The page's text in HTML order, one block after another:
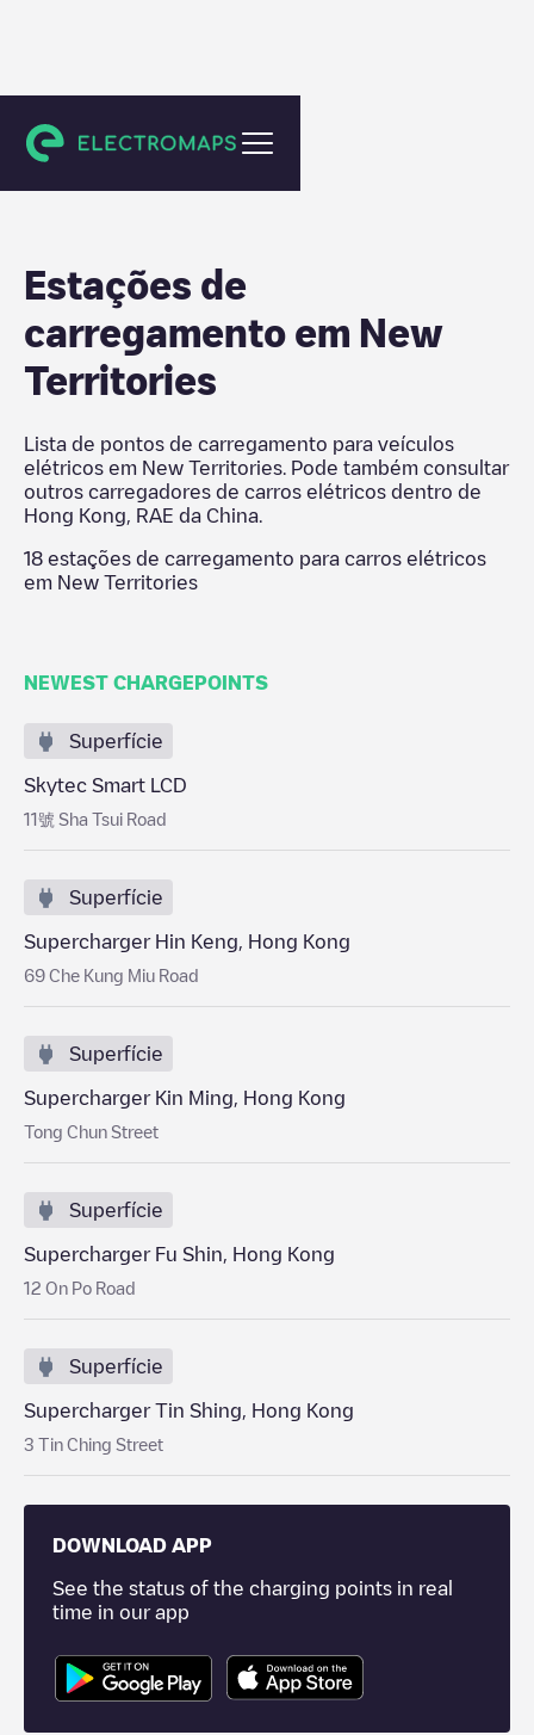
Hong Kong, RAE da China
Estações de
carregamento em New
Territories
Lista de pontos de carregamento para veículos
elétricos em New Territories . Pode também consultar
outros carregadores de carros elétricos dentro de
Hong Kong, RAE da China
18 estações de carregamento para carros elétricos
em New Territories
NEWEST CHARGEPOINTS
Superfície
Skytec Smart LCD
11號 Sha Tsui Road
Superfície
Supercharger Hin Keng, Hong Kong
69 Che Kung Miu Road
Superfície
Supercharger Kin Ming, Hong Kong
Tong Chun Street
Superfície
Supercharger Fu Shin, Hong Kong
12 On Po Road
Superfície
Supercharger Tin Shing, Hong Kong
3 Tin Ching Street
DOWNLOAD APP
See the status of the charging points in real
time in our app